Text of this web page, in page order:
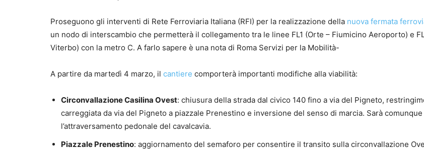
Proseguono gli interventi di Rete Ferroviaria Italiana (RFI) per la realizzazione della nuova fermata
un nodo di interscambio che permetterà il collegamento tra le linee FL1 (Orte – Fiumicino Aeroporto) e
Viterbo) con la metro C. A farlo sapere è una nota di Roma Servizi per la Mobilità-
A partire da martedì 4 marzo, il cantiere comporterà importanti modifiche alla viabilità:
Circonvallazione Casilina Ovest: chiusura della strada dal civico 140 fino a via del Pigneto,
carreggiata da via del Pigneto a piazzale Prenestino e inversione del senso di marcia. Sarà
l’attraversamento pedonale del cavalcavia.
Piazzale Prenestino: aggiornamento del semaforo per consentire il transito sulla circonvallazione